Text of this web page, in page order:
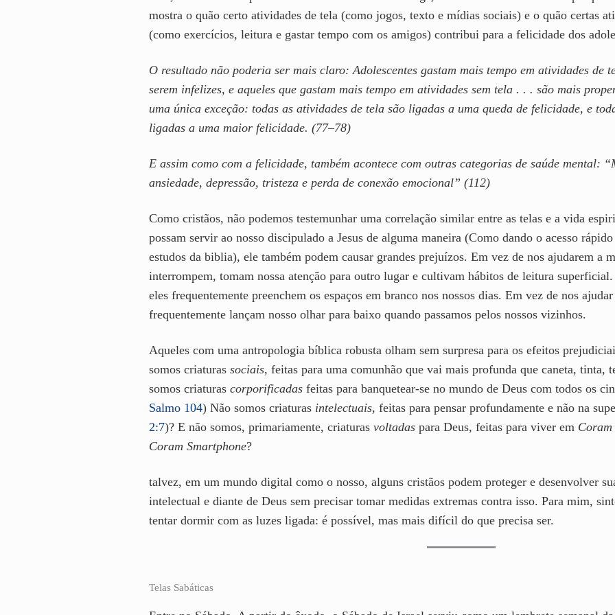
mostra o quão certo atividades de tela (como jogos, texto e mídias sociais) e o quão certas
(como exercícios, leitura e gastar tempo com os amigos) contribui para a felicidade dos
O resultado não poderia ser mais claro: Adolescentes gastam mais tempo em atividades de
serem infelizes, e aqueles que gastam mais tempo em atividades sem tela . . . são mais
uma única exceção: todas as atividades de tela são ligadas a uma queda de felicidade, e
ligadas a uma maior felicidade. (77–78)
E assim como com a felicidade, também acontece com outras categorias de saúde mental:
ansiedade, depressão, tristeza e perda de conexão emocional” (112)
Como cristãos, não podemos testemunhar uma correlação similar entre as telas e a vida
possam servir ao nosso discipulado a Jesus de alguma maneira (Como dando o acesso
estudos da biblia), ele também podem causar grandes prejuízos. Em vez de nos ajudarem a
interrompem, tomam nossa atenção para outro lugar e cultivam hábitos de leitura
eles frequentemente preenchem os espaços em branco nos nossos dias. Em vez de nos
frequentemente lançam nosso olhar para baixo quando passamos pelos nossos vizinhos.
Aqueles com uma antropologia bíblica robusta olham sem surpresa para os efeitos
somos criaturas sociais, feitas para uma comunhão que vai mais profunda que caneta, tinta,
somos criaturas corporificadas feitas para banquetear-se no mundo de Deus com todos os
Salmo 104) Não somos criaturas intelectuais, feitas para pensar profundamente e não na
2:7)? E não somos, primariamente, criaturas voltadas para Deus, feitas para viver em
Coram Smartphone?
talvez, em um mundo digital como o nosso, alguns cristãos podem proteger e desenvolver
intelectual e diante de Deus sem precisar tomar medidas extremas contra isso. Para mim,
tentar dormir com as luzes ligada: é possível, mas mais difícil do que precisa ser.
Telas Sabáticas